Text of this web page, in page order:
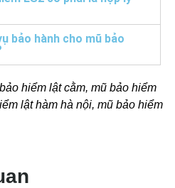
bảo hành cho mũ bảo
hiểm lật cằm, mũ bảo hiểm
lật hàm hà nội, mũ bảo hiểm